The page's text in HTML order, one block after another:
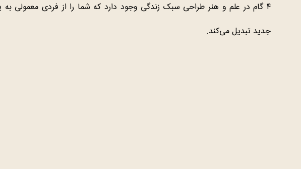
۴ گام در علم و هنر طراحی سبک زندگی وجود دارد که شما را از فردی معمولی به
جدید تبدیل می‌کند.